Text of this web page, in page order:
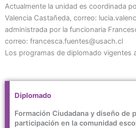
Actualmente la unidad es coordinada
Valencia Castañeda, correo:
administrada por la funcionaria
correo: francesca.fuentes@usach.cl
Los programas de diplomado vigentes
Diplomado
Formación Ciudadana y diseño de
participación en la comunidad